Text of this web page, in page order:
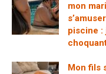
mon
piscine :
Mon fils